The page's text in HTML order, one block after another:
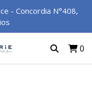
- Concordia N°408,
0